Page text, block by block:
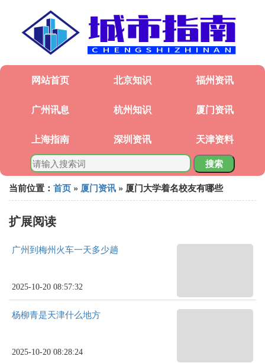
网站首页 北京知识 福州资讯
广州讯息 杭州知识 厦门资讯
上海指南 深圳资讯 天津资料
搜索
当前位置： 首页 » 厦门资讯 » 厦门大学着名校友有哪些
扩展阅读
广州到梅州火车一天多少趟
2025-10-20 08:57:32
杨柳青是天津什么地方
2025-10-20 08:28:24